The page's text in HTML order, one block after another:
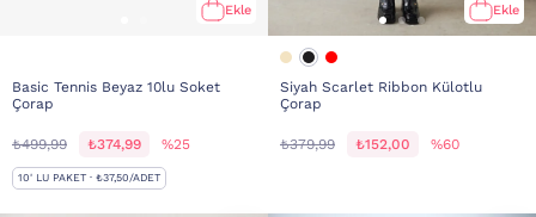
Ekle
Basic Tennis Beyaz 10lu Soket
Çorap
₺499,99 ₺374,99 %25
10' LU PAKET · ₺37,50/ADET
Ekle
Siyah Scarlet Ribbon Külotlu
Çorap
₺379,99 ₺152,00 %60